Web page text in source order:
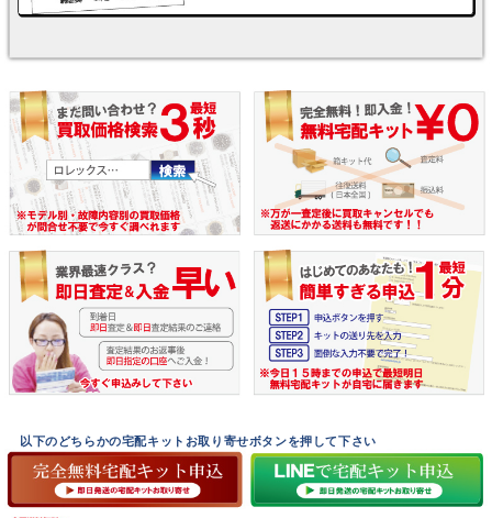
以下のどちらかの宅配キットお取り寄せボタンを押して下さい